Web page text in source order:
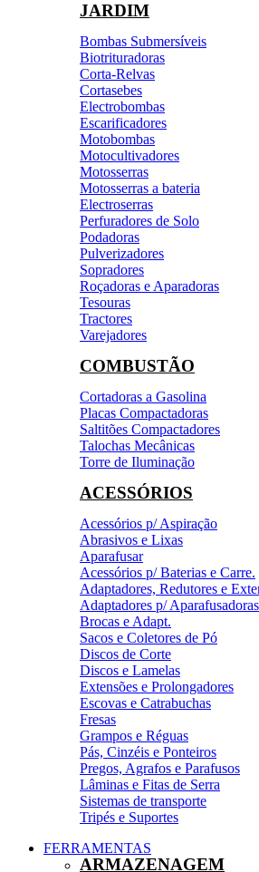
JARDIM
Bombas Submersíveis
Biotrituradoras
Corta-Relvas
Cortasebes
Electrobombas
Escarificadores
Motobombas
Motocultivadores
Motosserras
Motosserras a bateria
Electroserras
Perfuradores de Solo
Podadoras
Pulverizadores
Sopradores
Roçadoras e Aparadoras
Tesouras
Tractores
Varejadores
COMBUSTÃO
Cortadoras a Gasolina
Placas Compactadoras
Saltitões Compactadores
Talochas Mecânicas
Torre de Iluminação
ACESSÓRIOS
Acessórios p/ Aspiração
Abrasivos e Lixas
Aparafusar
Acessórios p/ Baterias e Carre.
Adaptadores, Redutores e
Adaptadores p/ Aparafusadoras
Brocas e Adapt.
Sacos e Coletores de Pó
Discos de Corte
Discos e Lamelas
Extensões e Prolongadores
Escovas e Catrabuchas
Fresas
Grampos e Réguas
Pás, Cinzéis e Ponteiros
Pregos, Agrafos e Parafusos
Lâminas e Fitas de Serra
Sistemas de transporte
Tripés e Suportes
FERRAMENTAS
ARMAZENAGEM